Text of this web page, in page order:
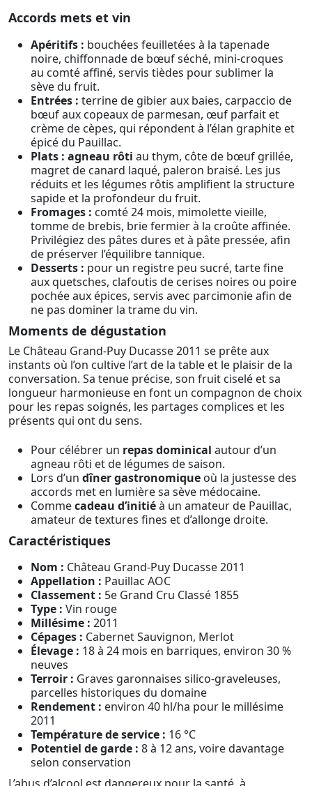
Accords mets et vin
Apéritifs : bouchées feuilletées à la tapenade
noire, chiffonnade de bœuf séché, mini-croques
au comté affiné, servis tièdes pour sublimer la
sève du fruit.
Entrées : terrine de gibier aux baies, carpaccio de
bœuf aux copeaux de parmesan, œuf parfait et
crème de cèpes, qui répondent à l’élan graphite et
épicé du Pauillac.
Plats : agneau rôti au thym, côte de bœuf grillée,
magret de canard laqué, paleron braisé. Les jus
réduits et les légumes rôtis amplifient la structure
sapide et la profondeur du fruit.
Fromages : comté 24 mois, mimolette vieille,
tomme de brebis, brie fermier à la croûte affinée.
Privilégiez des pâtes dures et à pâte pressée, afin
de préserver l’équilibre tannique.
Desserts : pour un registre peu sucré, tarte fine
aux quetsches, clafoutis de cerises noires ou poire
pochée aux épices, servis avec parcimonie afin de
ne pas dominer la trame du vin.
Moments de dégustation
Le Château Grand-Puy Ducasse 2011 se prête aux
instants où l’on cultive l’art de la table et le plaisir de la
conversation. Sa tenue précise, son fruit ciselé et sa
longueur harmonieuse en font un compagnon de choix
pour les repas soignés, les partages complices et les
présents qui ont du sens.
Pour célébrer un repas dominical autour d’un
agneau rôti et de légumes de saison.
Lors d’un dîner gastronomique où la justesse des
accords met en lumière sa sève médocaine.
Commecadeau d’initiéà un amateur de Pauillac,
amateur de textures fines et d’allonge droite.
Caractéristiques
Nom : Château Grand-Puy Ducasse 2011
Appellation : Pauillac AOC
Classement : 5e Grand Cru Classé 1855
Type : Vin rouge
Millésime : 2011
Cépages : Cabernet Sauvignon, Merlot
Élevage : 18 à 24 mois en barriques, environ 30 %
neuves
Terroir : Graves garonnaises silico-graveleuses,
parcelles historiques du domaine
Rendement : environ 40 hl/ha pour le millésime
2011
Température de service : 16 °C
Potentiel de garde : 8 à 12 ans, voire davantage
selon conservation